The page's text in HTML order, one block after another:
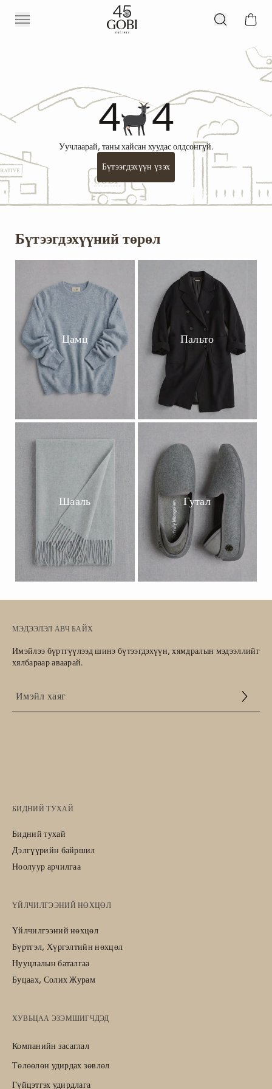
4 4
Уучлаарай, таны хайсан хуудас олдсонгүй.
Бүтээгдэхүүн үзэх
Бүтээгдэхүүний төрөл
Цамц Пальто
Шааль Гутал
МЭДЭЭЛЭЛ АВЧ БАЙХ
Имэйлээ бүртгүүлээд шинэ бүтээгдэхүүн, хямдралын мэдээллийг
хялбараар аваарай.
БИДНИЙ ТУХАЙ
Бидний тухай
Дэлгүүрийн байршил
Ноолуур арчилгаа
ҮЙЛЧИЛГЭЭНИЙ НӨХЦӨЛ
Үйлчилгээний нөхцөл
Бүртгэл, Хүргэлтийн нөхцөл
Нууцлалын баталгаа
Буцаах, Солих Журам
ХУВЬЦАА ЭЗЭМШИГЧДЭД
Компанийн засаглал
Төлөөлөн удирдах зөвлөл
Гүйцэтгэх удирдлага